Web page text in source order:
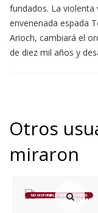
fundados. La violenta
envenenada espada
Arioch, cambiará el
de diez mil años y
Otros
miraron
NO DISPONIBLE TEMPORALMENTE